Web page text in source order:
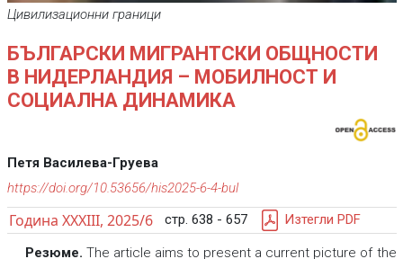
Цивилизационни граници
БЪЛГАРСКИ МИГРАНТСКИ ОБЩНОСТИ
В НИДЕРЛАНДИЯ – МОБИЛНОСТ И
СОЦИАЛНА ДИНАМИКА
Петя Василева-Груева
https://doi.org/10.53656/his2025-6-4-bul
Година XXXIII, 2025/6 стр. 638 - 657 Изтегли PDF
Резюме. The article aims to present a current picture of the